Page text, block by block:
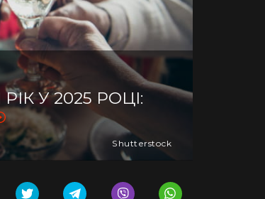
У 2025 РОЦІ:
Shutterstock